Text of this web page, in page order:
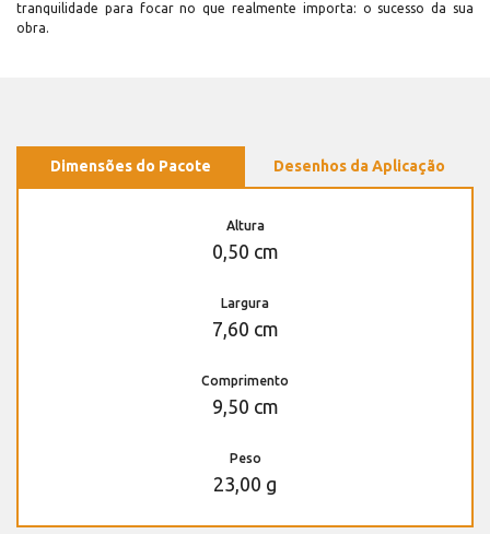
tranquilidade para focar no que realmente importa: o sucesso da sua
obra.
Dimensões do Pacote Desenhos da Aplicação
Altura
0,50 cm
Largura
7,60 cm
Comprimento
9,50 cm
Peso
23,00 g